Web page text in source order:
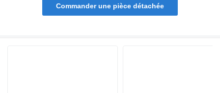
Commander une pièce détachée